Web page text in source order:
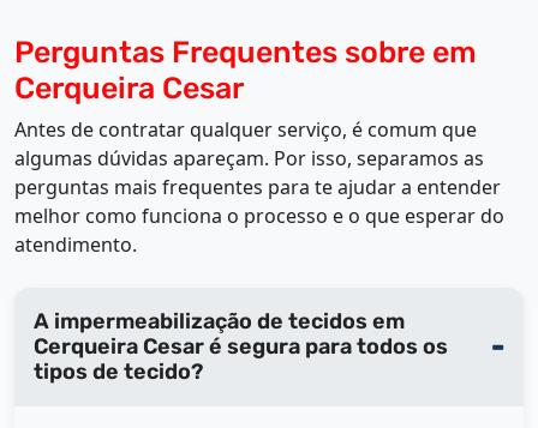
Perguntas Frequentes sobre em
Cerqueira Cesar
Antes de contratar qualquer serviço, é comum que
algumas dúvidas apareçam. Por isso, separamos as
perguntas mais frequentes para te ajudar a entender
melhor como funciona o processo e o que esperar do
atendimento.
A impermeabilização de tecidos em
Cerqueira Cesar é segura para todos os
tipos de tecido?